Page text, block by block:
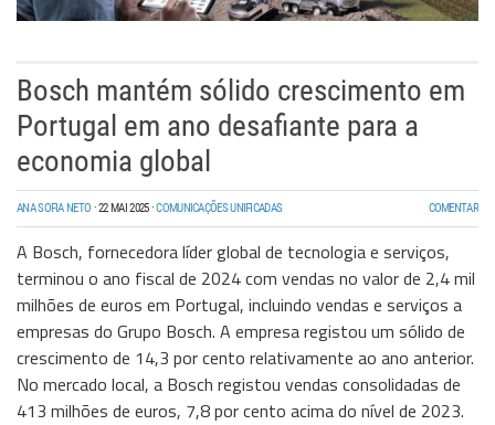
Bosch mantém sólido crescimento em
Portugal em ano desafiante para a
economia global
ANA SOFIA NETO ·22 MAI 2025·COMUNICAÇÕES UNIFICADAS COMENTAR
A Bosch, fornecedora líder global de tecnologia e serviços,
terminou o ano fiscal de 2024 com vendas no valor de 2,4 mil
milhões de euros em Portugal, incluindo vendas e serviços a
empresas do Grupo Bosch. A empresa registou um sólido de
crescimento de 14,3 por cento relativamente ao ano anterior.
No mercado local, a Bosch registou vendas consolidadas de
413 milhões de euros, 7,8 por cento acima do nível de 2023.